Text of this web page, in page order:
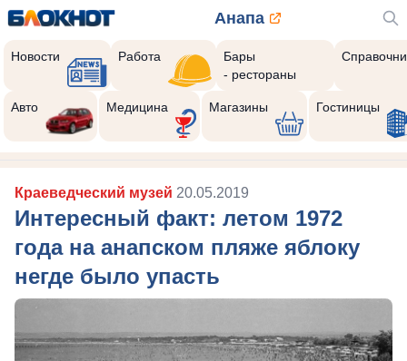
Анапа
Новости Работа
Бары
- рестораны
Авто Медицина Магазины Гостиницы
Краеведческий музей 20.05.2019
Интересный факт: летом 1972
года на анапском пляже яблоку
негде было упасть